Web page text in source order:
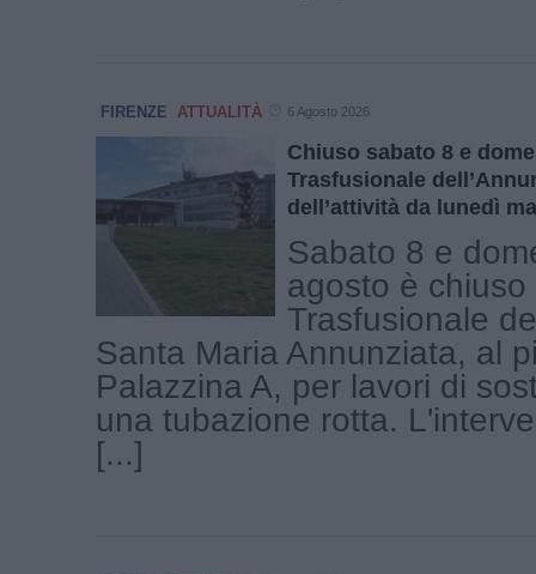
FIRENZE ATTUALITÀ 6 Agosto 2026
Chiuso sabato 8 e
Trasfusionale
dell’attività da lunedì
Sabato 8 e
agosto è chiuso
Trasfusionale
Santa Maria Annunziata, al
Palazzina A, per lavori di
una tubazione rotta.
[...]